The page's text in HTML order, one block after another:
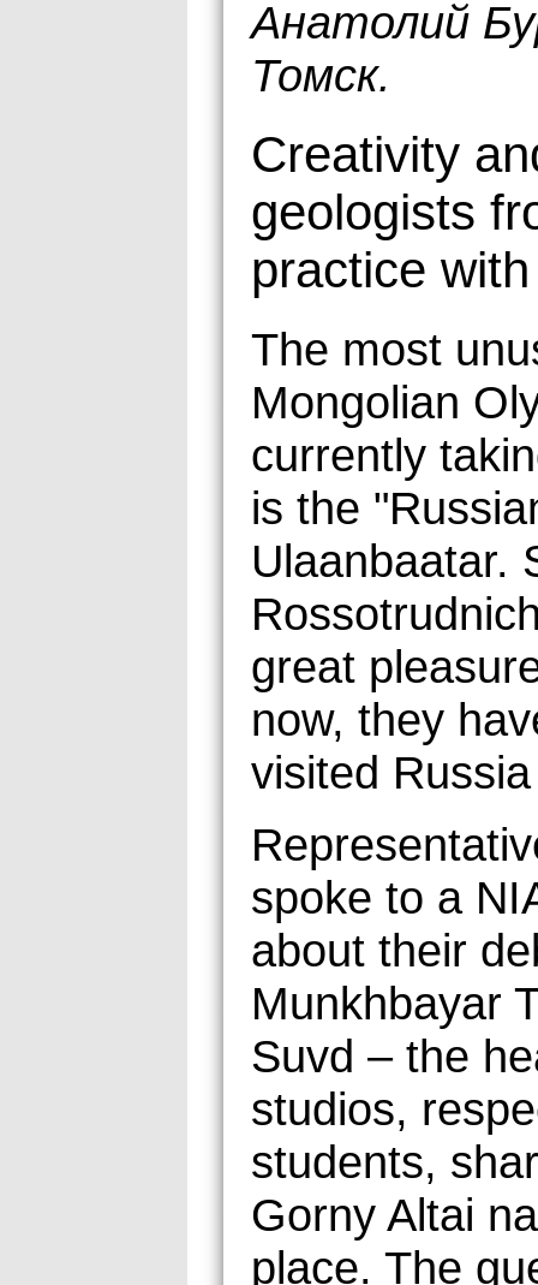
Анатолий
Томск.
Creativity
geologists
practice
The most
Mongolian
currently
is the
Ulaanbaatar.
great
now, they
visited
spoke to a
about their
Munkhbayar
Suvd – the
studios,
students,
Gorny Altai
place. The